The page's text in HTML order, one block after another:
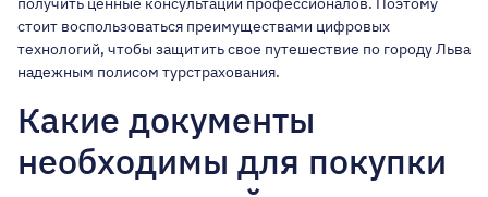
стоит воспользоваться преимуществами цифровых
технологий, чтобы защитить свое путешествие по городу Льва
надежным полисом турстрахования.
Какие документы
необходимы для покупки